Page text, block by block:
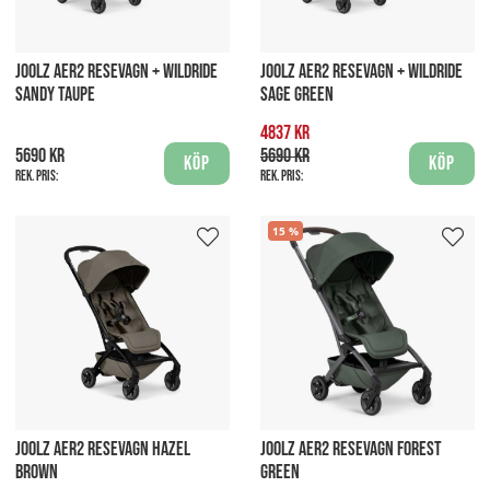
JOOLZ AER2 RESEVAGN + WILDRIDE
SANDY TAUPE
5690 kr
Rek. pris:
Köp
JOOLZ AER2 RESEVAGN + WILDRIDE
SAGE GREEN
4837 kr
5690 kr
Rek. pris:
Köp
JOOLZ AER2 RESEVAGN HAZEL
BROWN
15
JOOLZ AER2 RESEVAGN FOREST
GREEN